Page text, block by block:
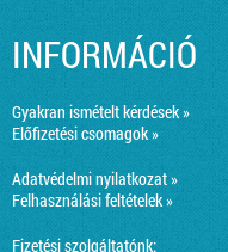
INFORMÁCIÓ
Gyakran ismételt kérdések »
Előfizetési csomagok »
Adatvédelmi nyilatkozat »
Felhasználási feltételek »
Fizetési szolgáltatónk: